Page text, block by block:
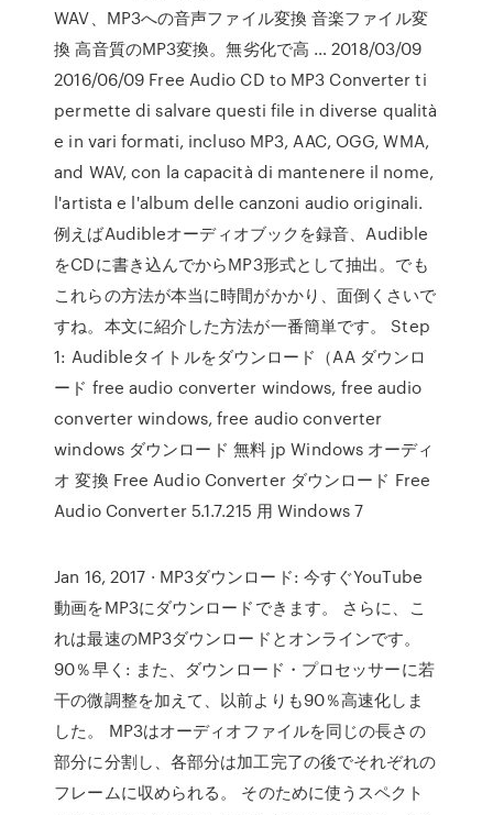
WAV、MP3への音声ファイル変換 音楽ファイル変
換 高音質のMP3変換。無劣化で高 … 2018/03/09
2016/06/09 Free Audio CD to MP3 Converter ti
permette di salvare questi file in diverse qualità
e in vari formati, incluso MP3, AAC, OGG, WMA,
and WAV, con la capacità di mantenere il nome,
l'artista e l'album delle canzoni audio originali.
例えばAudibleオーディオブックを録音、Audible
をCDに書き込んでからMP3形式として抽出。でも
これらの方法が本当に時間がかかり、面倒くさいで
すね。本文に紹介した方法が一番簡単です。 Step
1: Audibleタイトルをダウンロード（AA ダウンロ
ード free audio converter windows, free audio
converter windows, free audio converter
windows ダウンロード 無料 jp Windows オーディ
オ 変換 Free Audio Converter ダウンロード Free
Audio Converter 5.1.7.215 用 Windows 7
Jan 16, 2017 · MP3ダウンロード: 今すぐYouTube
動画をMP3にダウンロードできます。 さらに、こ
れは最速のMP3ダウンロードとオンラインです。
90％早く: また、ダウンロード・プロセッサーに若
干の微調整を加えて、以前よりも90％高速化しま
した。 MP3はオーディオファイルを同じの長さの
部分に分割し、各部分は加工完了の後でそれぞれの
フレームに収められる。 そのために使うスペクト